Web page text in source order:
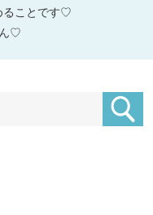
ることです♡
ん♡